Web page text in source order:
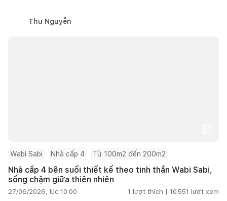
Thu Nguyễn
Wabi Sabi Nhà cấp 4 Từ 100m2 đến 200m2
Nhà cấp 4 bên suối thiết kế theo tinh thần Wabi Sabi,
sống chậm giữa thiên nhiên
27/06/2026, lúc 10:00 1 lượt thích | 10.551 lượt xem